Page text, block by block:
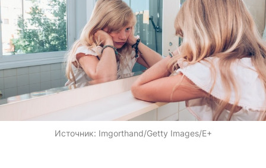
Источник: Imgorthand/Getty Images/E+